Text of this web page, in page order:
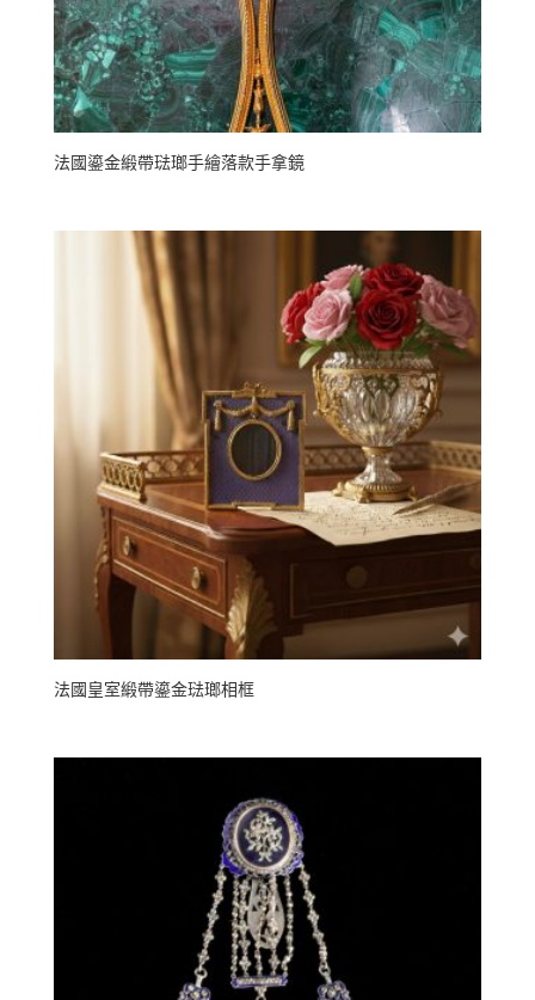
法國鎏金緞帶琺瑯手繪落款手拿鏡
法國皇室緞帶鎏金琺瑯相框